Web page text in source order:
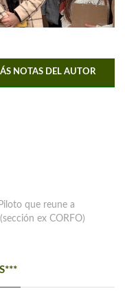
NOTAS DEL AUTOR
que reune a
ex CORFO)